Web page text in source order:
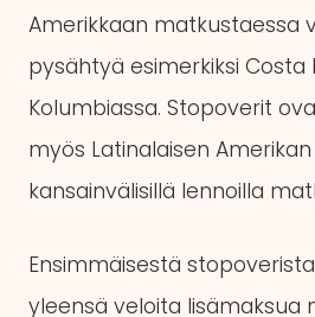
Amerikkaan matkustaessa
pysähtyä esimerkiksi Costa
Kolumbiassa. Stopoverit
myös Latinalaisen Amerikan
kansainvälisillä lennoilla
Ensimmäisestä
yleensä veloita lisämaksua